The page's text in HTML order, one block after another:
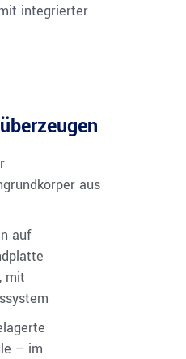
integrierter
aus
auf
mit
– im